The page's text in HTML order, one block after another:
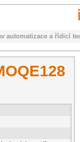
automatizace a řídicí